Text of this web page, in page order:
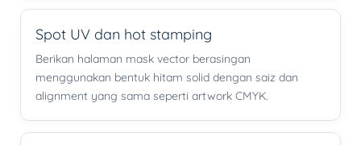
Spot UV dan hot stamping
Berikan halaman mask vector berasingan
menggunakan bentuk hitam solid dengan saiz dan
alignment yang sama seperti artwork CMYK.